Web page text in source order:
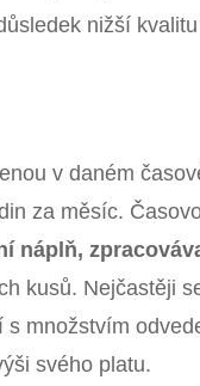
nižší
v daném
za měsíc.
náplň,
kusů. Nejčastěji
množstvím
svého platu.